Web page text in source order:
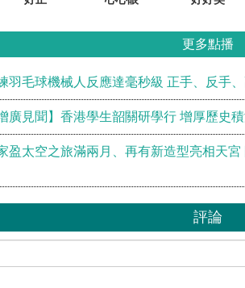
更多點播
羽毛球機械人反應達毫秒級 正手、反手
廣見聞】香港學生韶關研學行 增厚歷史
盈太空之旅滿兩月、再有新造型亮相天
評論